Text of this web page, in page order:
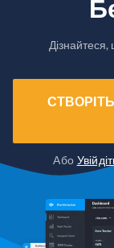
Або